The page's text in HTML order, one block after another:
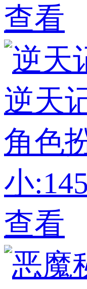
查看
逆天
角色
小
查看